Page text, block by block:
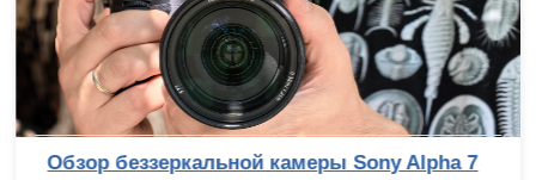
Обзор беззеркальной камеры Sony Alpha 7